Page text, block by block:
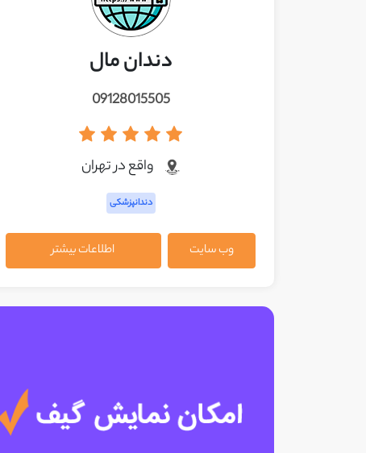
دندان مال
09128015505
واقع در تهران
دندانپزشکی
وب سایت اطلاعات بیشتر